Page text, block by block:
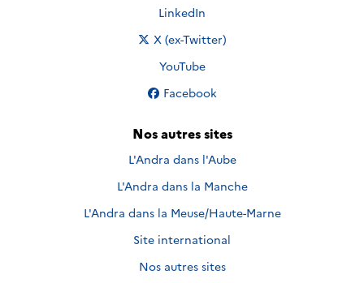
Nous suivre sur
LinkedIn
Nous suivre sur
X (ex-Twitter)
Nous suivre sur
YouTube
Nous suivre sur
Facebook
Nos autres sites
L'Andra dans l'Aube
L'Andra dans la Manche
L'Andra dans la Meuse/Haute-Marne
Site international
Nos autres sites